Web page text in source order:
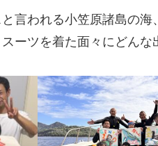
言われる小笠原諸島の
ーツを着た面々にどん